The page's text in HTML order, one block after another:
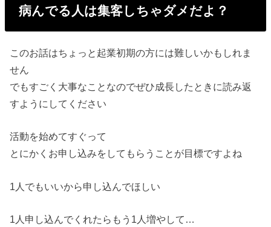
病んでる人は集客しちゃダメだよ？
このお話はちょっと起業初期の方には難しいかもしれま
せん
でもすごく大事なことなのでぜひ成長したときに読み返
すようにしてください
活動を始めてすぐって
とにかくお申し込みをしてもらうことが目標ですよね
1人でもいいから申し込んでほしい
1人申し込んでくれたらもう1人増やして…